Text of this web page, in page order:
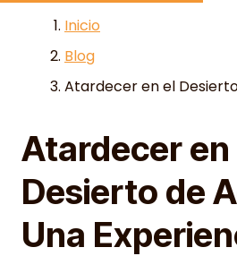
Skip to content
Inicio
Blog
Atardecer en el
Atardecer en
Desierto de
Una